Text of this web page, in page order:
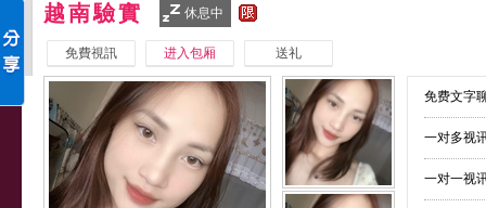
越南驗實 休息中
免費視訊 进入包厢 送礼
免费文字
一对多视
一对一视